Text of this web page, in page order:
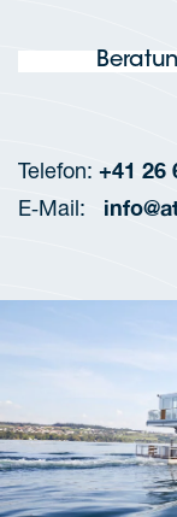
Tele­fon: +41 26
E‑Mail: